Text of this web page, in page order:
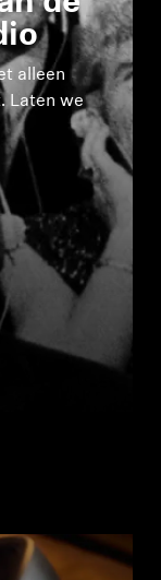
alleen
Laten we